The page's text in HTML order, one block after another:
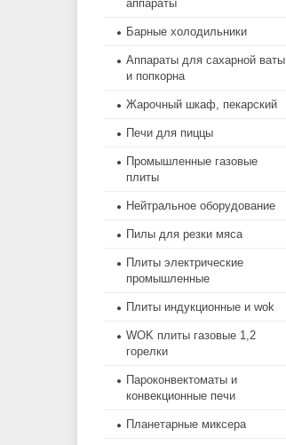
аппараты
Барные холодильники
Аппараты для сахарной ваты
и попкорна
Жарочный шкаф, пекарский
Печи для пиццы
Промышленные газовые
плиты
Нейтральное оборудование
Пилы для резки мяса
Плиты электрические
промышленные
Плиты индукционные и wok
WOK плиты газовые 1,2
горелки
Пароконвектоматы и
конвекционные печи
Планетарные миксера